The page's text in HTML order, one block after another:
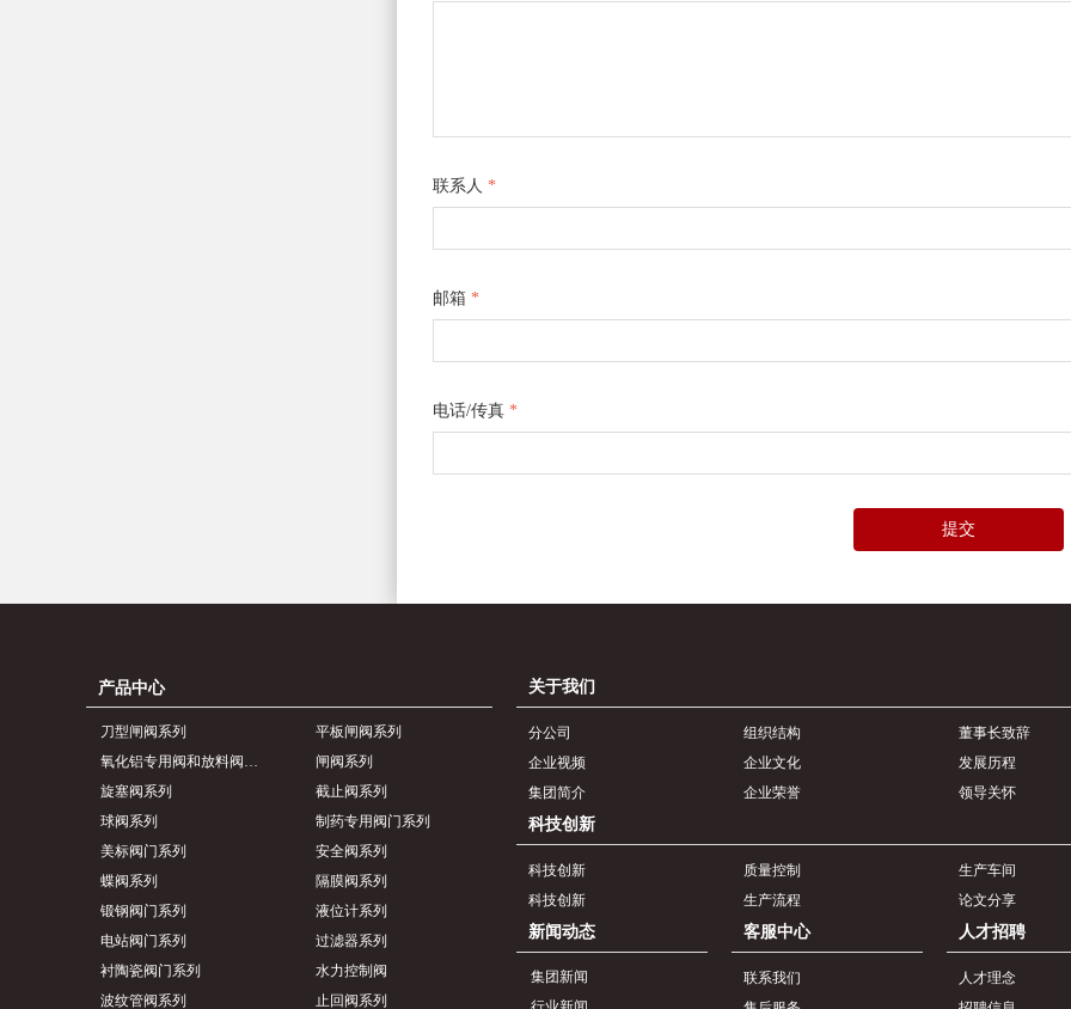
联系人 *
邮箱 *
电话/传真 *
提交
刀型闸阀系列
氧化铝专用阀和放料阀系列
旋塞阀系列
球阀系列
美标阀门系列
蝶阀系列
锻钢阀门系列
电站阀门系列
衬陶瓷阀门系列
波纹管阀系列
科技创新
科技创新
分公司
企业视频
集团简介
平板闸阀系列
闸阀系列
截止阀系列
制药专用阀门系列
安全阀系列
隔膜阀系列
液位计系列
过滤器系列
水力控制阀
止回阀系列
集团新闻
人才理念
联系我们
产品中心
组织结构
企业文化
企业荣誉
董事长致辞
发展历程
领导关怀
关于我们
科技创新
质量控制
生产流程
生产车间
论文分享
新闻动态 人才招聘
客服中心